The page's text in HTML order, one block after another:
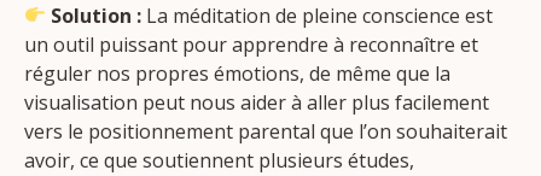
Solution : La méditation de pleine conscience est
un outil puissant pour apprendre à reconnaître et
réguler nos propres émotions, de même que la
visualisation peut nous aider à aller plus facilement
vers le positionnement parental que l’on souhaiterait
avoir, ce que soutiennent plusieurs études,